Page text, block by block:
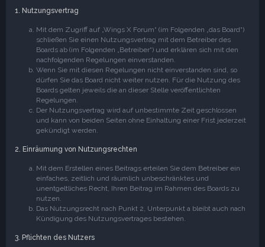
1. Nutzungsvertrag
Mit dem Zugriff auf „Wings X Forum“ (im Folgenden „das Board“)
schließen Sie einen Nutzungsvertrag mit dem Betreiber des
Boards ab (im Folgenden „Betreiber“) und erklären sich mit den
nachfolgenden Regelungen einverstanden.
Wenn Sie mit diesen Regelungen nicht einverstanden sind, so
dürfen Sie das Board nicht weiter nutzen. Für die Nutzung des
Boards gelten jeweils die an dieser Stelle veröffentlichten
Regelungen.
Der Nutzungsvertrag wird auf unbestimmte Zeit geschlossen
und kann von beiden Seiten ohne Einhaltung einer Frist jederzeit
gekündigt werden.
2. Einräumung von Nutzungsrechten
Mit dem Erstellen eines Beitrags erteilen Sie dem Betreiber ein
einfaches, zeitlich und räumlich unbeschränktes und
unentgeltliches Recht, Ihren Beitrag im Rahmen des Boards zu
nutzen.
Das Nutzungsrecht nach Punkt 2, Unterpunkt a bleibt auch nach
Kündigung des Nutzungsvertrages bestehen.
3. Pflichten des Nutzers